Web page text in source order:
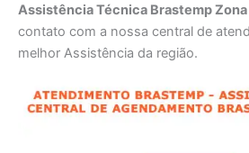
Assistência Técnica Brastemp
contato com a nossa central de
melhor Assistência da região.